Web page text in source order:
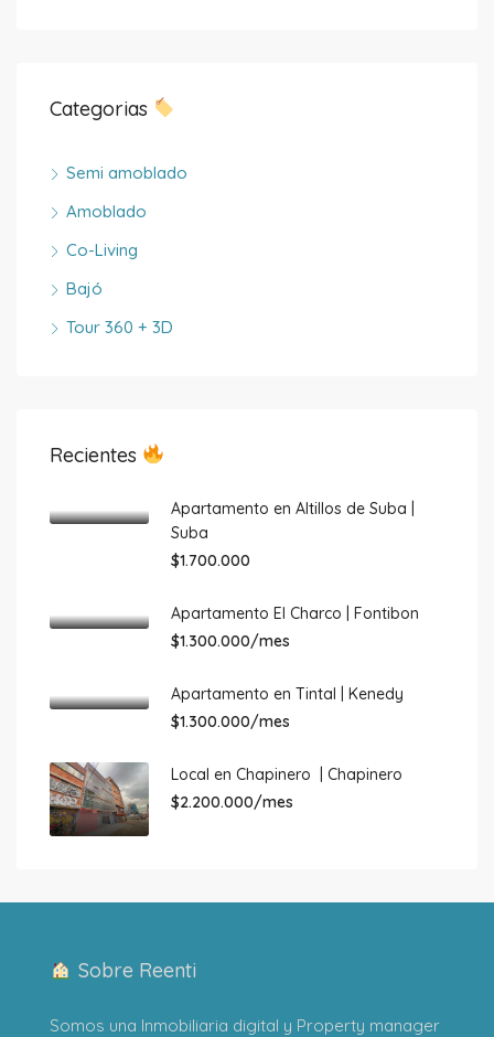
Categorias
Semi amoblado
Amoblado
Co-Living
Bajó
Tour 360 + 3D
Recientes
Apartamento en Altillos de Suba |
Suba
$1.700.000
Apartamento El Charco | Fontibon
$1.300.000/mes
Apartamento en Tintal | Kenedy
$1.300.000/mes
Local en Chapinero | Chapinero
$2.200.000/mes
Sobre Reenti
Somos una Inmobiliaria digital y Property manager